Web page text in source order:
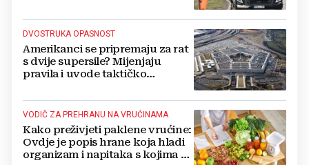
DVOSTRUKA OPASNOST
Amerikanci se pripremaju za rat
s dvije supersile? Mijenjaju
pravila i uvode taktičko
VODIČ ZA PREHRANU NA VRUĆINAMA
Kako preživjeti paklene vrućine:
Ovdje je popis hrane koja hladi
organizam i napitaka s kojima si